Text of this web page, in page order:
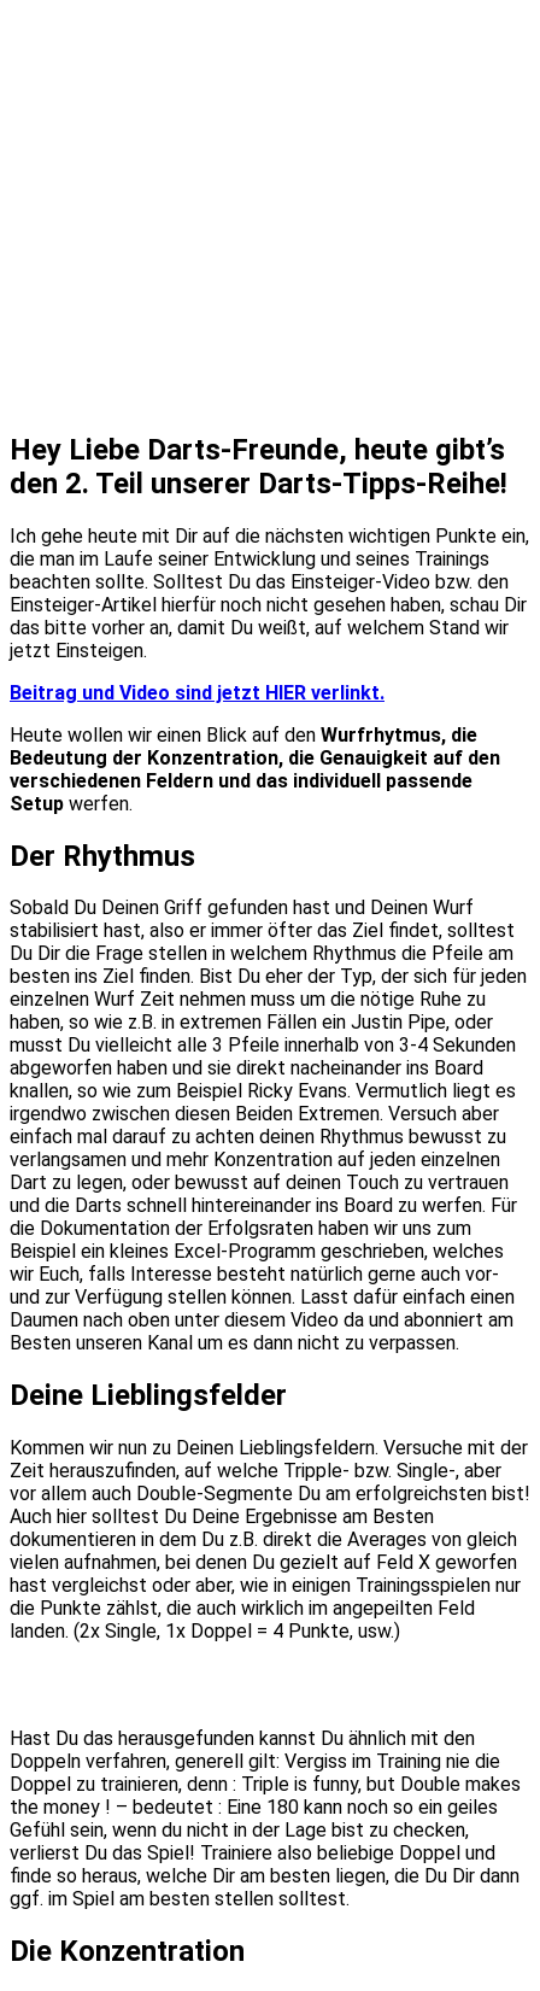
Hey Liebe Darts-Freunde, heute gibt’s
den 2. Teil unserer Darts-Tipps-Reihe!
Ich gehe heute mit Dir auf die nächsten wichtigen Punkte ein,
die man im Laufe seiner Entwicklung und seines Trainings
beachten sollte. Solltest Du das Einsteiger-Video bzw. den
Einsteiger-Artikel hierfür noch nicht gesehen haben, schau Dir
das bitte vorher an, damit Du weißt, auf welchem Stand wir
jetzt Einsteigen.
Beitrag und Video sind jetzt HIER verlinkt.
Heute wollen wir einen Blick auf den Wurfrhytmus, die
Bedeutung der Konzentration, die Genauigkeit auf den
verschiedenen Feldern und das individuell passende
Setup werfen.
Der Rhythmus
Sobald Du Deinen Griff gefunden hast und Deinen Wurf
stabilisiert hast, also er immer öfter das Ziel findet, solltest
Du Dir die Frage stellen in welchem Rhythmus die Pfeile am
besten ins Ziel finden. Bist Du eher der Typ, der sich für jeden
einzelnen Wurf Zeit nehmen muss um die nötige Ruhe zu
haben, so wie z.B. in extremen Fällen ein Justin Pipe, oder
musst Du vielleicht alle 3 Pfeile innerhalb von 3-4 Sekunden
abgeworfen haben und sie direkt nacheinander ins Board
knallen, so wie zum Beispiel Ricky Evans. Vermutlich liegt es
irgendwo zwischen diesen Beiden Extremen. Versuch aber
einfach mal darauf zu achten deinen Rhythmus bewusst zu
verlangsamen und mehr Konzentration auf jeden einzelnen
Dart zu legen, oder bewusst auf deinen Touch zu vertrauen
und die Darts schnell hintereinander ins Board zu werfen. Für
die Dokumentation der Erfolgsraten haben wir uns zum
Beispiel ein kleines Excel-Programm geschrieben, welches
wir Euch, falls Interesse besteht natürlich gerne auch vor-
und zur Verfügung stellen können. Lasst dafür einfach einen
Daumen nach oben unter diesem Video da und abonniert am
Besten unseren Kanal um es dann nicht zu verpassen.
Deine Lieblingsfelder
Kommen wir nun zu Deinen Lieblingsfeldern. Versuche mit der
Zeit herauszufinden, auf welche Tripple- bzw. Single-, aber
vor allem auch Double-Segmente Du am erfolgreichsten bist!
Auch hier solltest Du Deine Ergebnisse am Besten
dokumentieren in dem Du z.B. direkt die Averages von gleich
vielen aufnahmen, bei denen Du gezielt auf Feld X geworfen
hast vergleichst oder aber, wie in einigen Trainingsspielen nur
die Punkte zählst, die auch wirklich im angepeilten Feld
landen. (2x Single, 1x Doppel = 4 Punkte, usw.)
Hast Du das herausgefunden kannst Du ähnlich mit den
Doppeln verfahren, generell gilt: Vergiss im Training nie die
Doppel zu trainieren, denn : Triple is funny, but Double makes
the money ! – bedeutet : Eine 180 kann noch so ein geiles
Gefühl sein, wenn du nicht in der Lage bist zu checken,
verlierst Du das Spiel! Trainiere also beliebige Doppel und
finde so heraus, welche Dir am besten liegen, die Du Dir dann
ggf. im Spiel am besten stellen solltest.
Die Konzentration